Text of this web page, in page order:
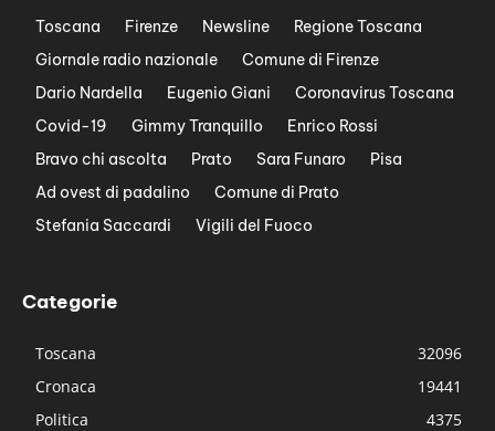
Toscana Firenze Newsline
Regione Toscana
Giornale radio nazionale
Comune di Firenze
Dario Nardella
Eugenio Giani
Coronavirus Toscana
Covid-19
Gimmy Tranquillo
Enrico Rossi
Bravo chi ascolta
Prato Sara Funaro
Pisa
Ad ovest di padalino
Comune di Prato
Stefania Saccardi
Vigili del Fuoco
Categorie
Toscana
32096
Cronaca
19441
Politica
4375